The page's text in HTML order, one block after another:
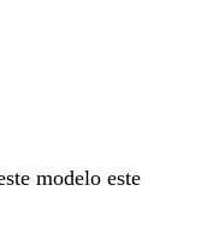
modelo este